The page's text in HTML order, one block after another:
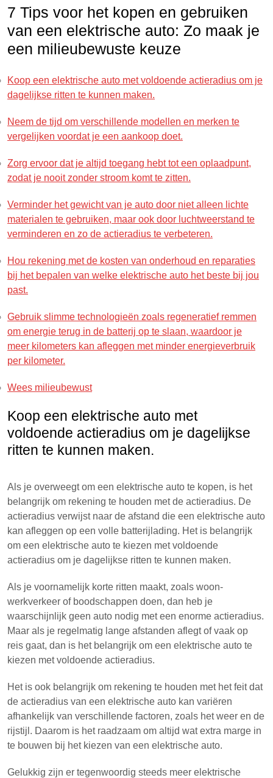
7 Tips voor het kopen en gebruiken
van een elektrische auto: Zo maak je
een milieubewuste keuze
Koop een elektrische auto met voldoende actieradius om je
dagelijkse ritten te kunnen maken.
Neem de tijd om verschillende modellen en merken te
vergelijken voordat je een aankoop doet.
Zorg ervoor dat je altijd toegang hebt tot een oplaadpunt,
zodat je nooit zonder stroom komt te zitten.
Verminder het gewicht van je auto door niet alleen lichte
materialen te gebruiken, maar ook door luchtweerstand te
verminderen en zo de actieradius te verbeteren.
Hou rekening met de kosten van onderhoud en reparaties
bij het bepalen van welke elektrische auto het beste bij jou
past.
Gebruik slimme technologieën zoals regeneratief remmen
om energie terug in de batterij op te slaan, waardoor je
meer kilometers kan afleggen met minder energieverbruik
per kilometer.
Wees milieubewust
Koop een elektrische auto met
voldoende actieradius om je dagelijkse
ritten te kunnen maken.
Als je overweegt om een elektrische auto te kopen, is het
belangrijk om rekening te houden met de actieradius. De
actieradius verwijst naar de afstand die een elektrische auto
kan afleggen op een volle batterijlading. Het is belangrijk
om een elektrische auto te kiezen met voldoende
actieradius om je dagelijkse ritten te kunnen maken.
Als je voornamelijk korte ritten maakt, zoals woon-
werkverkeer of boodschappen doen, dan heb je
waarschijnlijk geen auto nodig met een enorme actieradius.
Maar als je regelmatig lange afstanden aflegt of vaak op
reis gaat, dan is het belangrijk om een elektrische auto te
kiezen met voldoende actieradius.
Het is ook belangrijk om rekening te houden met het feit dat
de actieradius van een elektrische auto kan variëren
afhankelijk van verschillende factoren, zoals het weer en de
rijstijl. Daarom is het raadzaam om altijd wat extra marge in
te bouwen bij het kiezen van een elektrische auto.
Gelukkig zijn er tegenwoordig steeds meer elektrische